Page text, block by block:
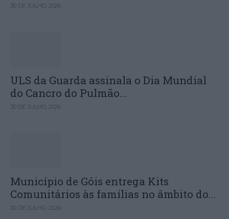
30 DE JULHO, 2026
ULS da Guarda assinala o Dia Mundial
do Cancro do Pulmão...
30 DE JULHO, 2026
Município de Góis entrega Kits
Comunitários às famílias no âmbito do...
30 DE JULHO, 2026